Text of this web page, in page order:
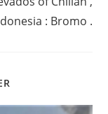
: Bromo .